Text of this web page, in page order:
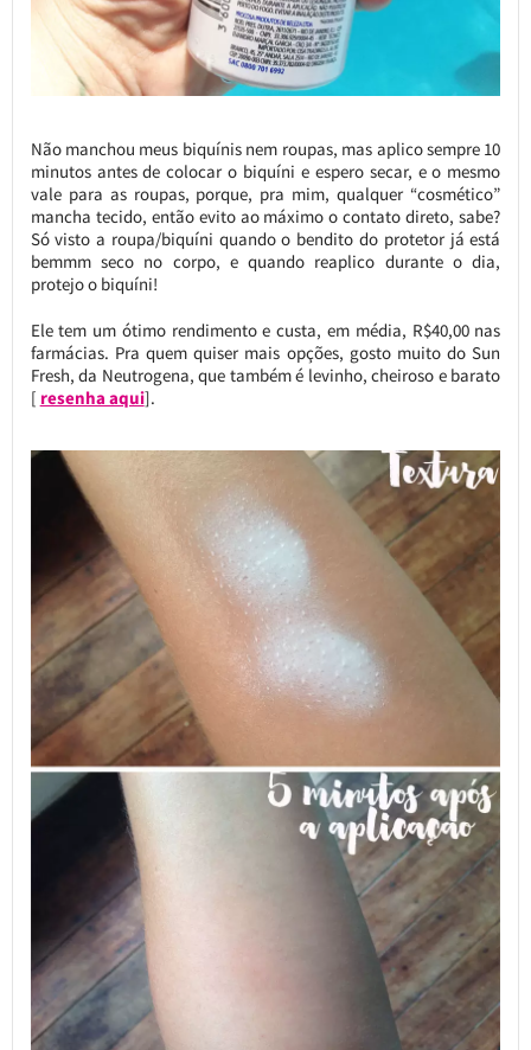
Não manchou meus biquínis nem roupas, mas aplico sempre 10
minutos antes de colocar o biquíni e espero secar, e o mesmo
vale para as roupas, porque, pra mim, qualquer “cosmético”
mancha tecido, então evito ao máximo o contato direto, sabe?
Só visto a roupa/biquíni quando o bendito do protetor já está
bemmm seco no corpo, e quando reaplico durante o dia,
protejo o biquíni!
Ele tem um ótimo rendimento e custa, em média, R$40,00 nas
farmácias. Pra quem quiser mais opções, gosto muito do Sun
Fresh, da Neutrogena, que também é levinho, cheiroso e barato
[ resenha aqui].